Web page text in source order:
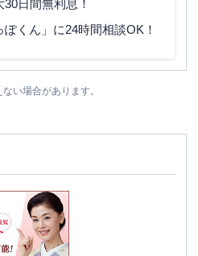
日間無利息！
くん」に24時間相談OK！
い場合があります。